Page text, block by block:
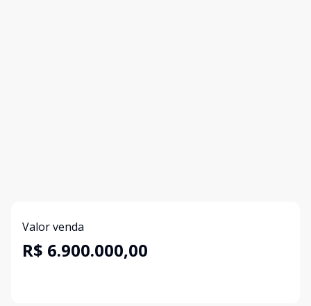
Valor venda
R$ 6.900.000,00